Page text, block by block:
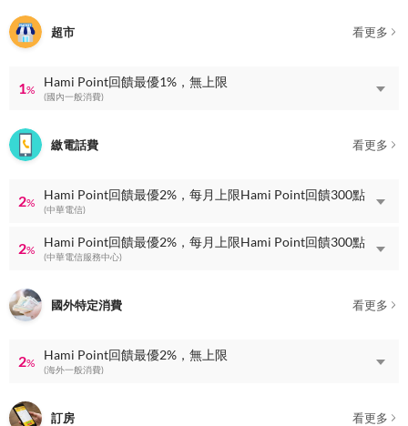
超市 看更多
1%
Hami Point回饋最優1%，無上限
(國內一般消費)
繳電話費 看更多
2%
Hami Point回饋最優2%，每月上限Hami Point回饋300點
(中華電信)
2%
Hami Point回饋最優2%，每月上限Hami Point回饋300點
(中華電信服務中心)
國外特定消費 看更多
2%
Hami Point回饋最優2%，無上限
(海外一般消費)
訂房 看更多